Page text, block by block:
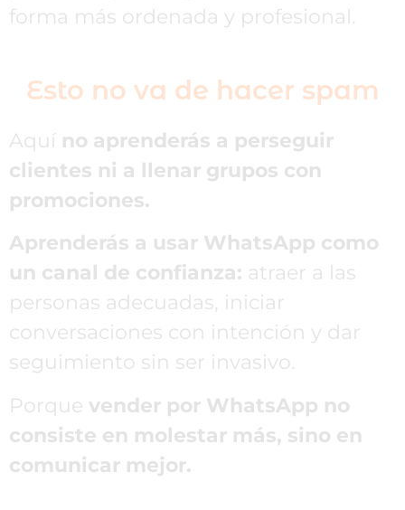
forma más ordenada y profesional.
Esto no va de hacer spam
Aquí no aprenderás a perseguir
clientes ni a llenar grupos con
promociones.
Aprenderás a usar WhatsApp como
un canal de confianza: atraer a las
personas adecuadas, iniciar
conversaciones con intención y dar
seguimiento sin ser invasivo.
Porque vender por WhatsApp no
consiste en molestar más, sino en
comunicar mejor.